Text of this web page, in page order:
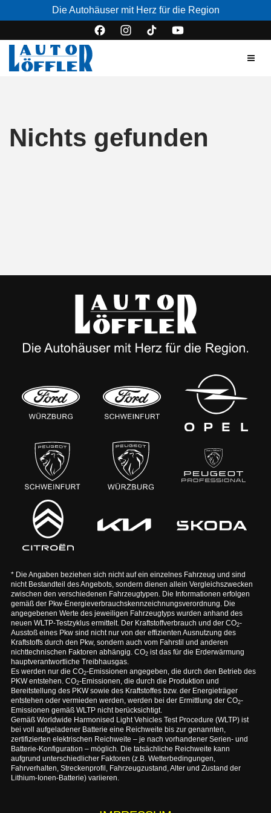
Die Autohäuser mit Herz für die Region
Nichts gefunden
* Die Angaben beziehen sich nicht auf ein einzelnes Fahrzeug und sind
nicht Bestandteil des Angebots, sondern dienen allein Vergleichszwecken
zwischen den verschiedenen Fahrzeugtypen. Die Informationen erfolgen
gemäß der Pkw-Energieverbrauchskennzeichnungsverordnung. Die
angegebenen Werte des jeweiligen Fahrzeugtyps wurden anhand des
neuen WLTP-Testzyklus ermittelt. Der Kraftstoffverbrauch und der CO2-
Ausstoß eines Pkw sind nicht nur von der effizienten Ausnutzung des
Kraftstoffs durch den Pkw, sondern auch vom Fahrstil und anderen
nichttechnischen Faktoren abhängig. CO2ist das für die Erderwärmung
hauptverantwortliche Treibhausgas.
Es werden nur die CO2-Emissionen angegeben, die durch den Betrieb des
PKW entstehen. CO2-Emissionen, die durch die Produktion und
Bereitstellung des PKW sowie des Kraftstoffes bzw. der Energieträger
entstehen oder vermieden werden, werden bei der Ermittlung der CO2-
Emissionen gemäß WLTP nicht berücksichtigt.
Gemäß Worldwide Harmonised Light Vehicles Test Procedure (WLTP) ist
bei voll aufgeladener Batterie eine Reichweite bis zur genannten,
zertifizierten elektrischen Reichweite – je nach vorhandener Serien- und
Batterie-Konfiguration – möglich. Die tatsächliche Reichweite kann
aufgrund unterschiedlicher Faktoren (z.B. Wetterbedingungen,
Fahrverhalten, Streckenprofil, Fahrzeugzustand, Alter und Zustand der
Lithium-Ionen-Batterie) variieren.